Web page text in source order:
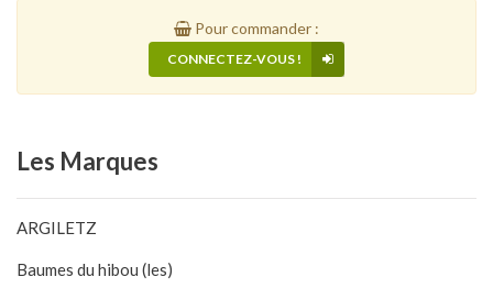
Pour commander :
CONNECTEZ-VOUS !
Les Marques
ARGILETZ
Baumes du hibou (les)